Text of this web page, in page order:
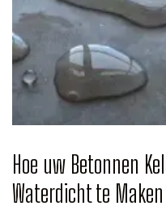
Hoe uw Betonnen
Waterdicht te Maken